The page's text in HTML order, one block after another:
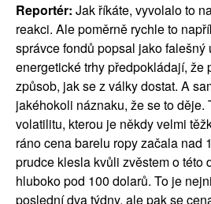
Reportér: Jak říkáte, vyvolalo to
reakci. Ale poměrně rychle to
správce fondů popsal jako falešný
energetické trhy předpokládají, že
způsob, jak se z války dostat. A
jakéhokoli náznaku, že se to děje.
volatilitu, kterou je někdy velmi
ráno cena barelu ropy začala nad
prudce klesla kvůli zvěstem o této
hluboko pod 100 dolarů. To je
poslední dva týdny, ale pak se